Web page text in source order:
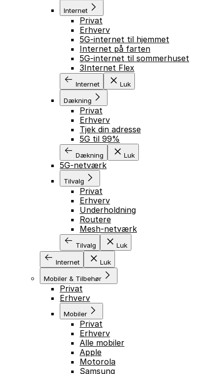
Internet
Privat
Erhverv
5G-internet til hjemmet
Internet på farten
5G-internet til sommerhuset
3Internet Flex
Internet Luk
Dækning
Privat
Erhverv
Tjek din adresse
5G til 99%
Dækning Luk
5G-netværk
Tilvalg
Privat
Erhverv
Underholdning
Routere
Mesh-netværk
Tilvalg Luk
Internet Luk
Mobiler & Tilbehør
Privat
Erhverv
Mobiler
Privat
Erhverv
Alle mobiler
Apple
Motorola
Samsung